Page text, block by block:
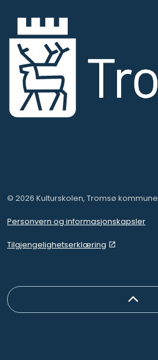
© 2026 Kulturskolen, Tromsø kommune
Personvern og informasjonskapsler
Tilgjengelighetserklæring